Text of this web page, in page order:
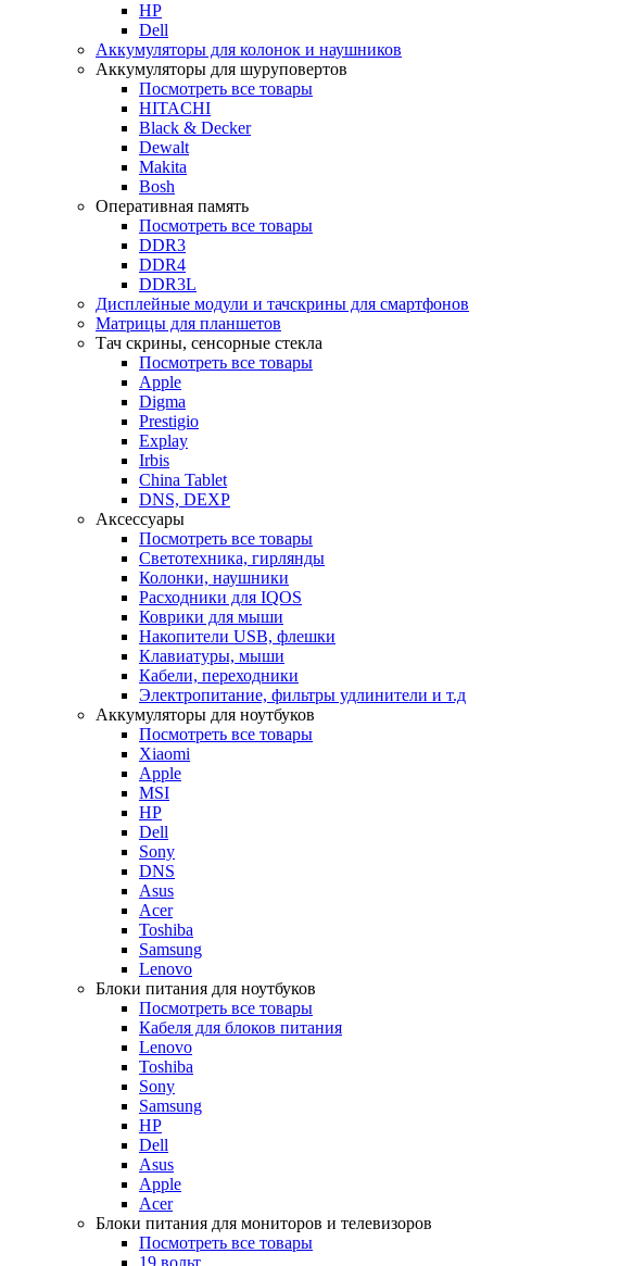
HP
Dell
Аккумуляторы для колонок и наушников
Аккумуляторы для шуруповертов
Посмотреть все товары
HITACHI
Black & Decker
Dewalt
Makita
Bosh
Оперативная память
Посмотреть все товары
DDR3
DDR4
DDR3L
Дисплейные модули и тачскрины для смартфонов
Матрицы для планшетов
Тач скрины, сенсорные стекла
Посмотреть все товары
Apple
Digma
Prestigio
Explay
Irbis
China Tablet
DNS, DEXP
Аксессуары
Посмотреть все товары
Светотехника, гирлянды
Колонки, наушники
Расходники для IQOS
Коврики для мыши
Накопители USB, флешки
Клавиатуры, мыши
Кабели, переходники
Электропитание, фильтры удлинители и т.д
Аккумуляторы для ноутбуков
Посмотреть все товары
Xiaomi
Apple
MSI
HP
Dell
Sony
DNS
Asus
Acer
Toshiba
Samsung
Lenovo
Блоки питания для ноутбуков
Посмотреть все товары
Кабеля для блоков питания
Lenovo
Toshiba
Sony
Samsung
HP
Dell
Asus
Apple
Acer
Блоки питания для мониторов и телевизоров
Посмотреть все товары
19 вольт